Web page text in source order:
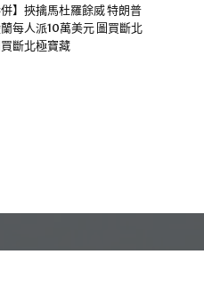
併】挾擒馬杜羅餘威 特朗普
每人派10萬美元 圖買斷北
斷北極寶藏